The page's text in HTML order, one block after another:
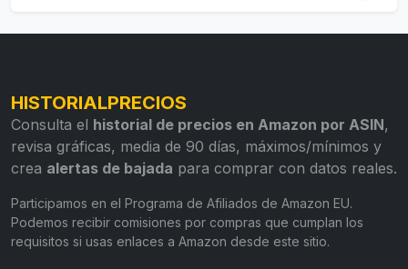
HISTORIALPRECIOS
Consulta el historial de precios en Amazon por ASIN,
revisa gráficas, media de 90 días, máximos/mínimos y
crea alertas de bajada para comprar con datos reales.
Participamos en el Programa de Afiliados de Amazon EU.
Podemos recibir comisiones por compras que cumplan los
requisitos si usas enlaces a Amazon desde este sitio.